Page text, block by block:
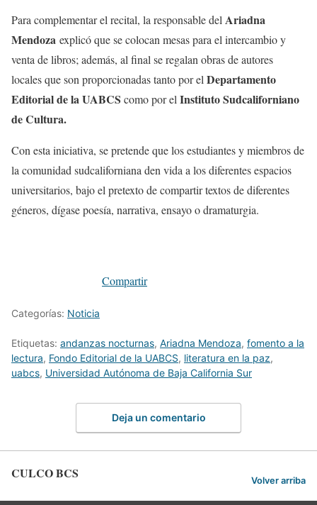
Para complementar el recital, la responsable delAriadna
Mendoza explicó que se colocan mesas para el intercambio y
venta de libros; además, al final se regalan obras de autores
locales que son proporcionadas tanto por elDepartamento
Editorial de la UABCS como por elInstituto Sudcaliforniano
de Cultura.
Con esta iniciativa, se pretende que los estudiantes y miembros de
la comunidad sudcaliforniana den vida a los diferentes espacios
universitarios, bajo el pretexto de compartir textos de diferentes
géneros, dígase poesía, narrativa, ensayo o dramaturgia.
Compartir
Categorías: Noticia
Etiquetas: andanzas nocturnas, Ariadna Mendoza, fomento a la
lectura, Fondo Editorial de la UABCS, literatura en la paz,
uabcs, Universidad Autónoma de Baja California Sur
Deja un comentario
CULCO BCS Volver arriba